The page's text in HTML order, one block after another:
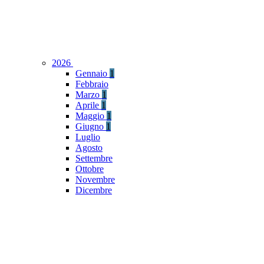
2026
Gennaio 1
Febbraio
Marzo 1
Aprile 1
Maggio 1
Giugno 1
Luglio
Agosto
Settembre
Ottobre
Novembre
Dicembre